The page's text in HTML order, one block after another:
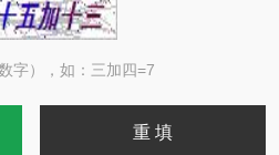
字），如：三加四=7